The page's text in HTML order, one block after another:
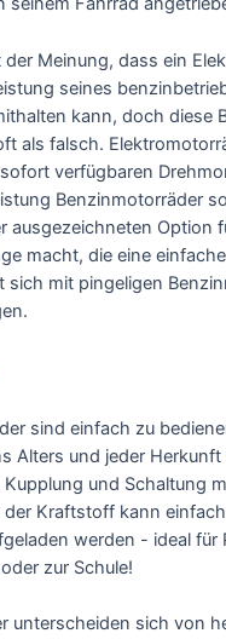
Meinung, dass ein
seines
kann, doch diese
als falsch.
verfügbaren
Benzinmotorräder
ausgezeichneten Option
macht, die eine
sich mit pingeligen
sind einfach zu
Alters und jeder Herkunft
Kupplung und Schaltung
der Kraftstoff kann
werden - ideal für
zur Schule!
unterscheiden sich von